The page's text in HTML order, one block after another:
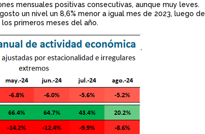
mensuales positivas consecutivas, aunque muy leves.
un nivel un 8,6% menor a igual mes de 2023, luego de
primeros meses del año.